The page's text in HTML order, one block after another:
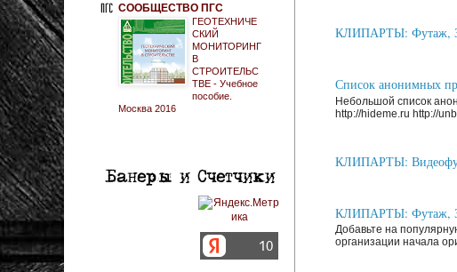
КЛИПАРТЫ: Футаж,
Список анонимных
Небольшой список
http://hideme.ru http://
КЛИПАРТЫ:
КЛИПАРТЫ: Футаж,
Добавьте на
организации начала
СООБЩЕСТВО ПГС
ГЕОТЕХНИЧЕ
СКИЙ
МОНИТОРИНГ
В
СТРОИТЕЛЬС
ТВЕ - Учебное
пособие.
Москва 2016